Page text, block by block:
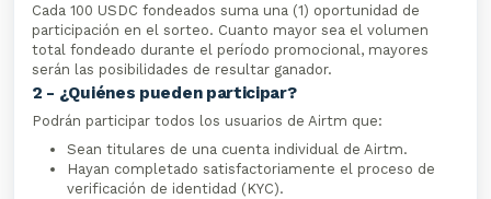
Cada 100 USDC fondeados suma una (1) oportunidad de
participación en el sorteo. Cuanto mayor sea el volumen
total fondeado durante el período promocional, mayores
serán las posibilidades de resultar ganador.
2 - ¿Quiénes pueden participar?
Podrán participar todos los usuarios de Airtm que:
Sean titulares de una cuenta individual de Airtm.
Hayan completado satisfactoriamente el proceso de
verificación de identidad (KYC).